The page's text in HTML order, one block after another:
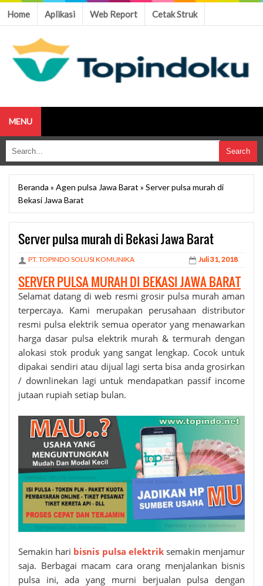
Home Aplikasi Web Report Cetak Struk
MENU
Beranda » Agen pulsa Jawa Barat » Server pulsa murah di
Bekasi Jawa Barat
Server pulsa murah di Bekasi Jawa Barat
PT. TOPINDO SOLUSI KOMUNIKA Juli 31, 2018
SERVER PULSA MURAH DI BEKASI JAWA BARAT
Selamat datang di web resmi grosir pulsa murah aman
terpercaya. Kami merupakan perusahaan distributor
resmi pulsa elektrik semua operator yang menawarkan
harga dasar pulsa elektrik murah & termurah dengan
alokasi stok produk yang sangat lengkap. Cocok untuk
dipakai sendiri atau dijual lagi serta bisa anda grosirkan
/ downlinekan lagi untuk mendapatkan passif income
jutaan rupiah setiap bulan.
Semakin hari bisnis pulsa elektriksemakin menjamur
saja. Berbagai macam cara orang menjalankan bisnis
pulsa ini, ada yang murni berjualan pulsa dengan